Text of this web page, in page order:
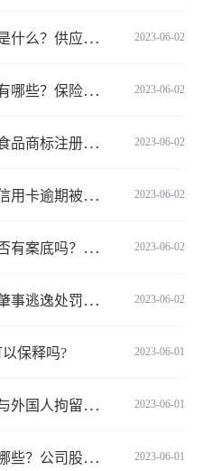
2023-06-02
理的目的是什么？
2023-06-02
料有哪些法律依据？
2023-06-02
册是什么意思？
2023-06-02
诉了还能协商吗？
2023-06-02
女学校能查到吗？
2023-06-02
罚怎么规定的）
2023-06-01
保释吗?
2023-06-01
关的法律规定有哪些？
2023-06-01
权纠纷如何处理？